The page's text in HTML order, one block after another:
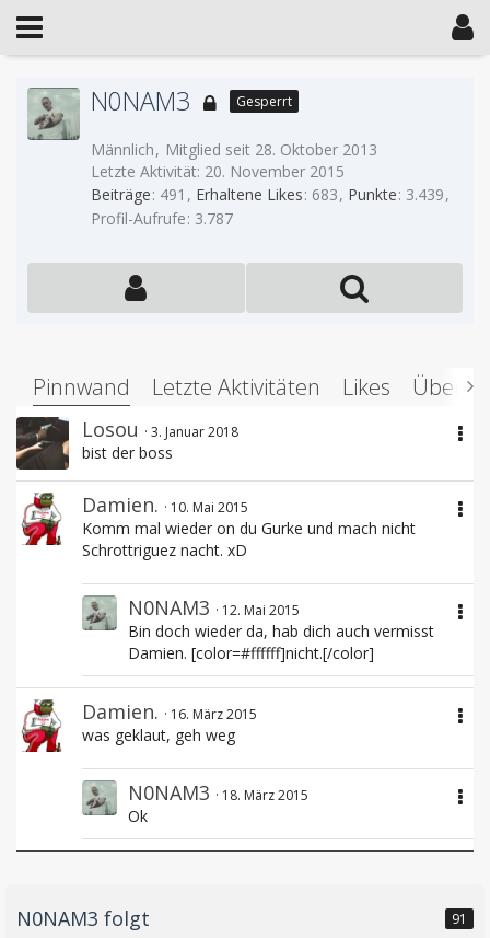
N0NAM3 Gesperrt
Männlich
Mitglied seit 28. Oktober 2013
Letzte Aktivität: 20. November 2015
Beiträge 491 Erhaltene Likes 683 Punkte 3.439
Profil-Aufrufe 3.787
Pinnwand Letzte Aktivitäten Likes Über
Losou 3. Januar 2018
bist der boss
Damien. 10. Mai 2015
Komm mal wieder on du Gurke und mach nicht
Schrottriguez nacht. xD
N0NAM3 12. Mai 2015
Bin doch wieder da, hab dich auch vermisst
Damien. [color=#ffffff]nicht.[/color]
Damien. 16. März 2015
was geklaut, geh weg
N0NAM3 18. März 2015
Ok
N0NAM3 folgt 91